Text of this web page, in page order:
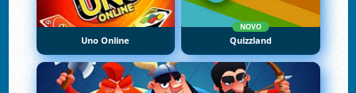
Uno Online
NOVO
Quizzland